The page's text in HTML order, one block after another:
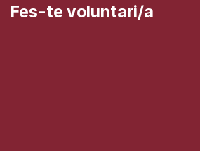
Fes-te voluntari/a